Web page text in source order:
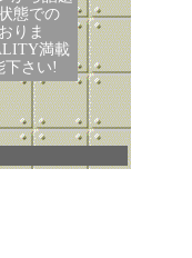
態での
りま
満載
下さい!